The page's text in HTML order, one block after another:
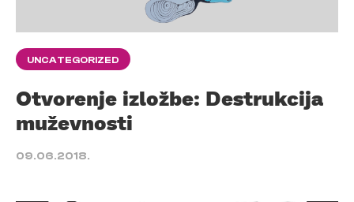
UNCATEGORIZED
Otvorenje izložbe: Destrukcija
muževnosti
09.06.2018.